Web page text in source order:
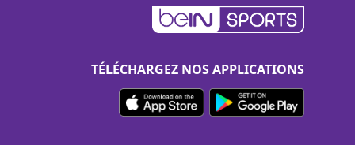
TÉLÉCHARGEZ NOS APPLICATIONS